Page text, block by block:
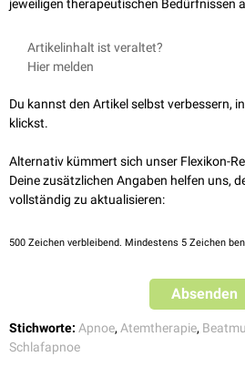
jeweiligen therapeutischen Bedürfnissen
Artikelinhalt ist veraltet?
Hier melden
Du kannst den Artikel selbst verbessern,
klickst.
Alternativ kümmert sich unser Flexikon-
Deine zusätzlichen Angaben helfen uns,
vollständig zu aktualisieren:
500 Zeichen verbleibend. Mindestens 5 Zeichen
Absenden
Stichworte: Apnoe, Atemtherapie,
Schlafapnoe